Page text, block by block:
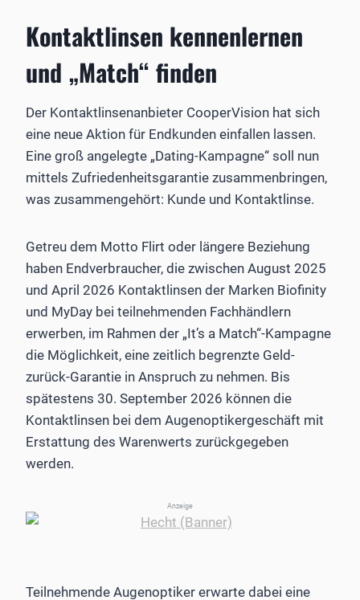
Kontaktlinsen kennenlernen
und „Match“ finden
Der Kontaktlinsenanbieter CooperVision hat sich
eine neue Aktion für Endkunden einfallen lassen.
Eine groß angelegte „Dating-Kampagne“ soll nun
mittels Zufriedenheitsgarantie zusammenbringen,
was zusammengehört: Kunde und Kontaktlinse.
Getreu dem Motto Flirt oder längere Beziehung
haben Endverbraucher, die zwischen August 2025
und April 2026 Kontaktlinsen der Marken Biofinity
und MyDay bei teilnehmenden Fachhändlern
erwerben, im Rahmen der „It’s a Match“-Kampagne
die Möglichkeit, eine zeitlich begrenzte Geld-
zurück-Garantie in Anspruch zu nehmen. Bis
spätestens 30. September 2026 können die
Kontaktlinsen bei dem Augenoptikergeschäft mit
Erstattung des Warenwerts zurückgegeben
werden.
Anzeige
Teilnehmende Augenoptiker erwarte dabei eine